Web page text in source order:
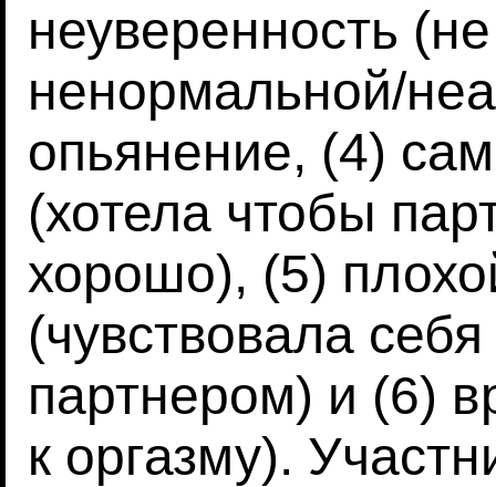
неуверенность
ненормальной/
опьянение, (4)
(хотела чтобы
хорошо), (5)
(чувствовала
партнером) и (6)
к оргазму).